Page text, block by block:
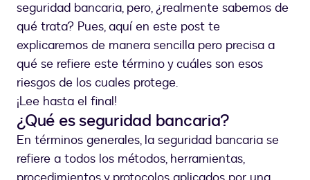
seguridad bancaria, pero, ¿realmente sabemos de
qué trata? Pues, aquí en este post te
explicaremos de manera sencilla pero precisa a
qué se refiere este término y cuáles son esos
riesgos de los cuales protege.
¡Lee hasta el final!
¿Qué es seguridad bancaria?
En términos generales, la seguridad bancaria se
refiere a todos los métodos, herramientas,